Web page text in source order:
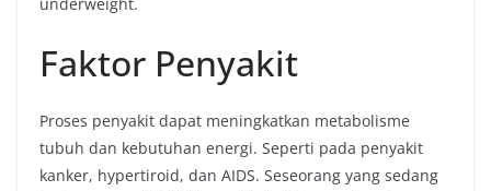
underweight.
Faktor Penyakit
Proses penyakit dapat meningkatkan metabolisme
tubuh dan kebutuhan energi. Seperti pada penyakit
kanker, hypertiroid, dan AIDS. Seseorang yang sedang